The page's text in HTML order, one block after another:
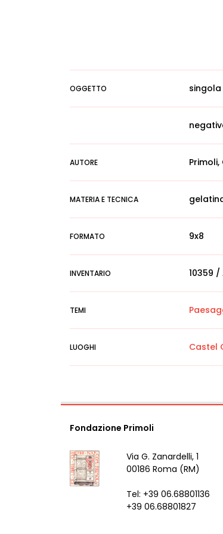
OGGETTO
AUTORE
MATERIA E TECNICA
FORMATO 9x8
INVENTARIO 10359 /
TEMI
LUOGHI Castel
Fondazione Primoli
Via G. Zanardelli, 1
00186 Roma (RM)
Tel: +39 06.68801136
+39 06.68801827